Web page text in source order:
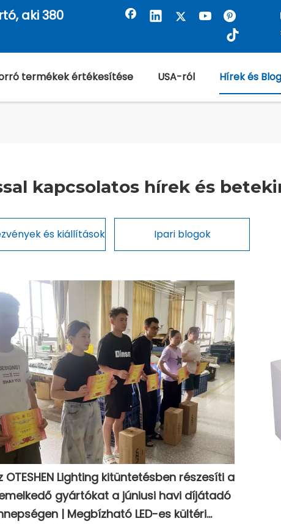
aki 380
termékek értékesítése USA-ról Hírek és Blog
kapcsolatos hírek és
és kiállítások Ipari blogok
OTESHEN Lighting kitüntetésben részesíti a
gyártókat a júniusi havi díjátadó
| Megbízható LED-es kültéri